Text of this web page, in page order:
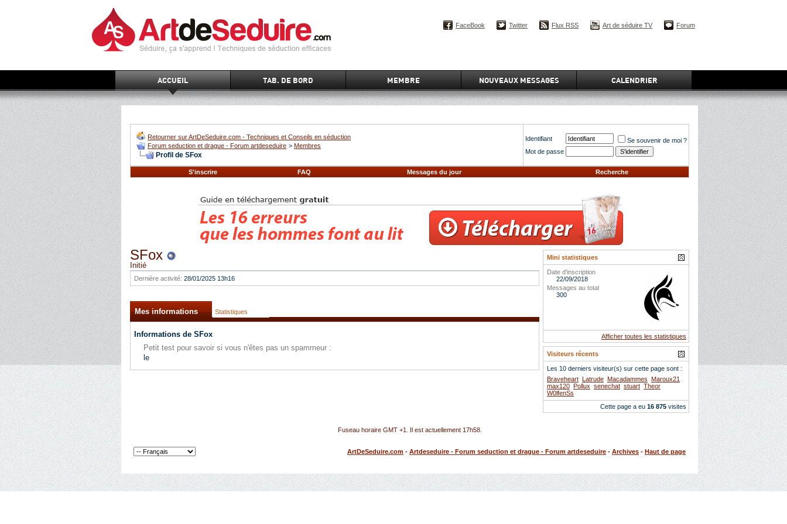
ACCUEIL TAB. DE BORD MEMBRE NOUVEAUX MESSAGES CALENDRIER
FaceBook Twitter Flux RSS Art de séduire TV Forum
Retourner sur ArtDeSeduire.com - Techniques et Conseils en séduction
Forum seduction et drague - Forum artdeseduire > Membres
Profil de SFox
Identifiant
Se souvenir de moi ?
Mot de passe
S'inscrire FAQ Messages du jour Recherche
SFox
Initié
Dernière activité: 28/01/2025 13h16
Mes informations Statistiques
Informations de SFox
Petit test pour savoir si vous n'êtes pas un spammeur :
le
Mini statistiques
Date d'inscription
22/09/2018
Messages au total
300
Afficher toutes les statistiques
Visiteurs récents
Les 10 derniers visiteur(s) sur cette page sont :
Braveheart Latrude Macadammes Maroux21
max120 Pollux senechat stuart Theor
W0lfenSs
Cette page a eu 16 875 visites
Fuseau horaire GMT +1. Il est actuellement 17h58.
ArtDeSeduire.com - Artdeseduire - Forum seduction et drague - Forum artdeseduire - Archives - Haut de page